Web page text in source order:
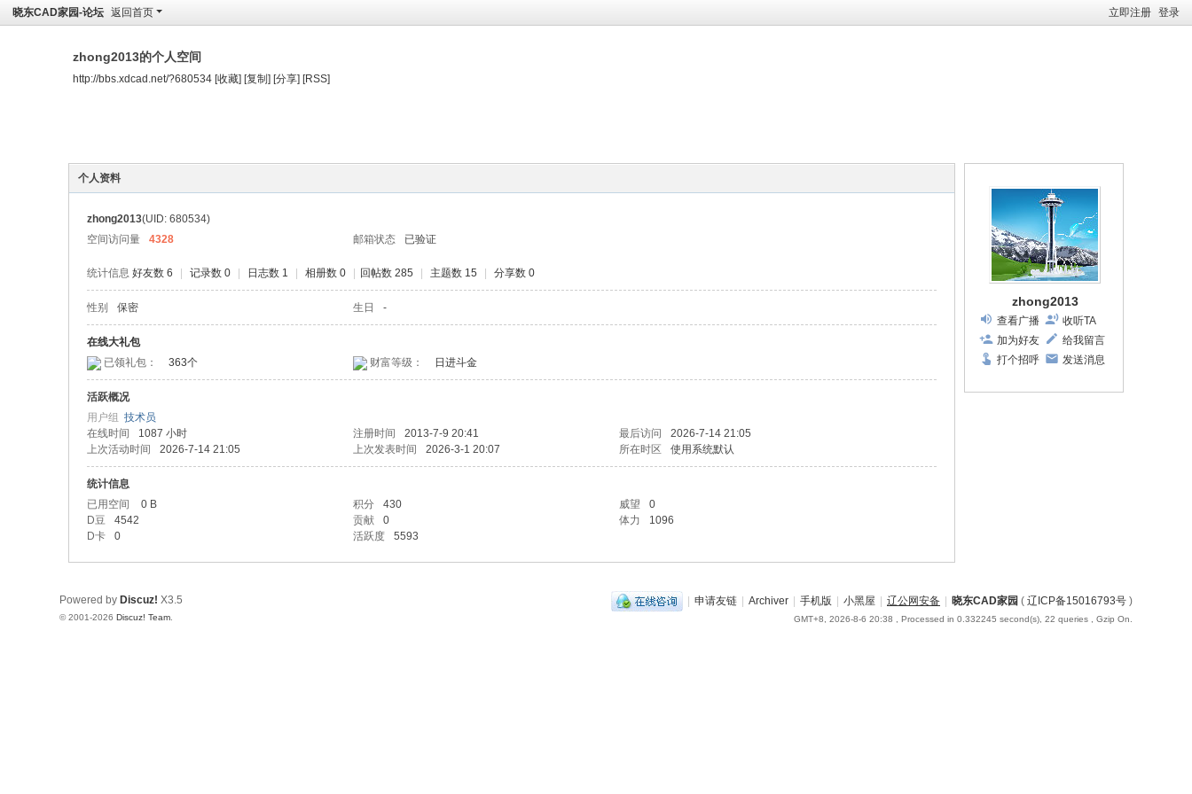
立即注册 登录
晓东CAD家园-论坛 返回首页
zhong2013的个人空间
http://bbs.xdcad.net/?680534 [收藏] [复制] [分享] [RSS]
个人资料
zhong2013(UID: 680534)
空间访问量
4328 邮箱状态 已验证
统计信息 好友数 6 记录数 0 日志数 1 相册数 0 回帖数 285 主题数 15 分享数 0
性别 保密 生日 -
在线大礼包
已领礼包：
363个 财富等级： 日进斗金
活跃概况
用户组 技术员
在线时间
1087 小时 注册时间 2013-7-9 20:41 最后访问
2026-7-14 21:05
上次活动时间
2026-7-14 21:05 上次发表时间 2026-3-1 20:07 所在时区 使用系统默认
统计信息
已用空间
0 B 积分 430 威望
0
D豆
4542 贡献 0 体力
1096
D卡
0 活跃度 5593
zhong2013
查看广播
收听TA
加为好友
给我留言
打个招呼
发送消息
| 申请友链 | Archiver | 手机版 | 小黑屋 | 辽公网安备 | 晓东CAD家园 ( 辽ICP备15016793号 )
GMT+8, 2026-8-6 20:38 , Processed in 0.332245 second(s), 22 queries , Gzip On.
Powered by Discuz! X3.5
© 2001-2026 Discuz! Team